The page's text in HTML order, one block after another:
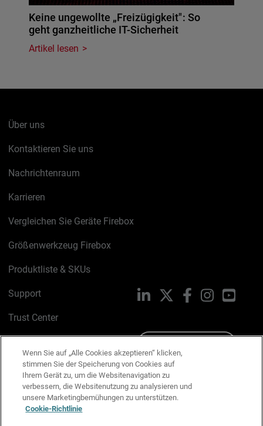
Keine ungewollte „Freizügigkeit": So
geht ganzheitliche IT-Sicherheit
Artikel lesen
Über uns
Kontaktieren Sie uns
Nachrichtenraum
Karrieren
Vergleichen Sie Geräte Firebox
Größenwerkzeug Firebox
Produktliste & SKUs
Support
Trust Center
Cookie-Richtlinie
Datenschutzrichtlinie
Media & Brand Kit
LinkedIn FacebookInstagram
Wenn Sie auf „Alle Cookies akzeptieren“ klicken,
stimmen Sie der Speicherung von Cookies auf
Ihrem Gerät zu, um die Websitenavigation zu
verbessern, die Websitenutzung zu analysieren und
unsere Marketingbemühungen zu unterstützen.
Cookie-Richtlinie